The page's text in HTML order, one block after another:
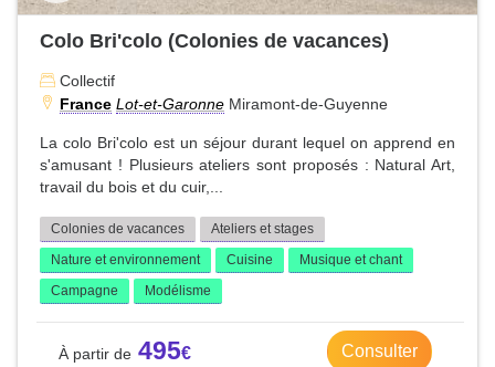
Colo Bri'colo (Colonies de vacances)
Collectif
France Lot-et-Garonne Miramont-de-Guyenne
La colo Bri'colo est un séjour durant lequel on apprend en
s'amusant ! Plusieurs ateliers sont proposés : Natural Art,
travail du bois et du cuir,...
Colonies de vacances
Ateliers et stages
Nature et environnement
Cuisine
Musique et chant
Campagne
Modélisme
495 Consulter